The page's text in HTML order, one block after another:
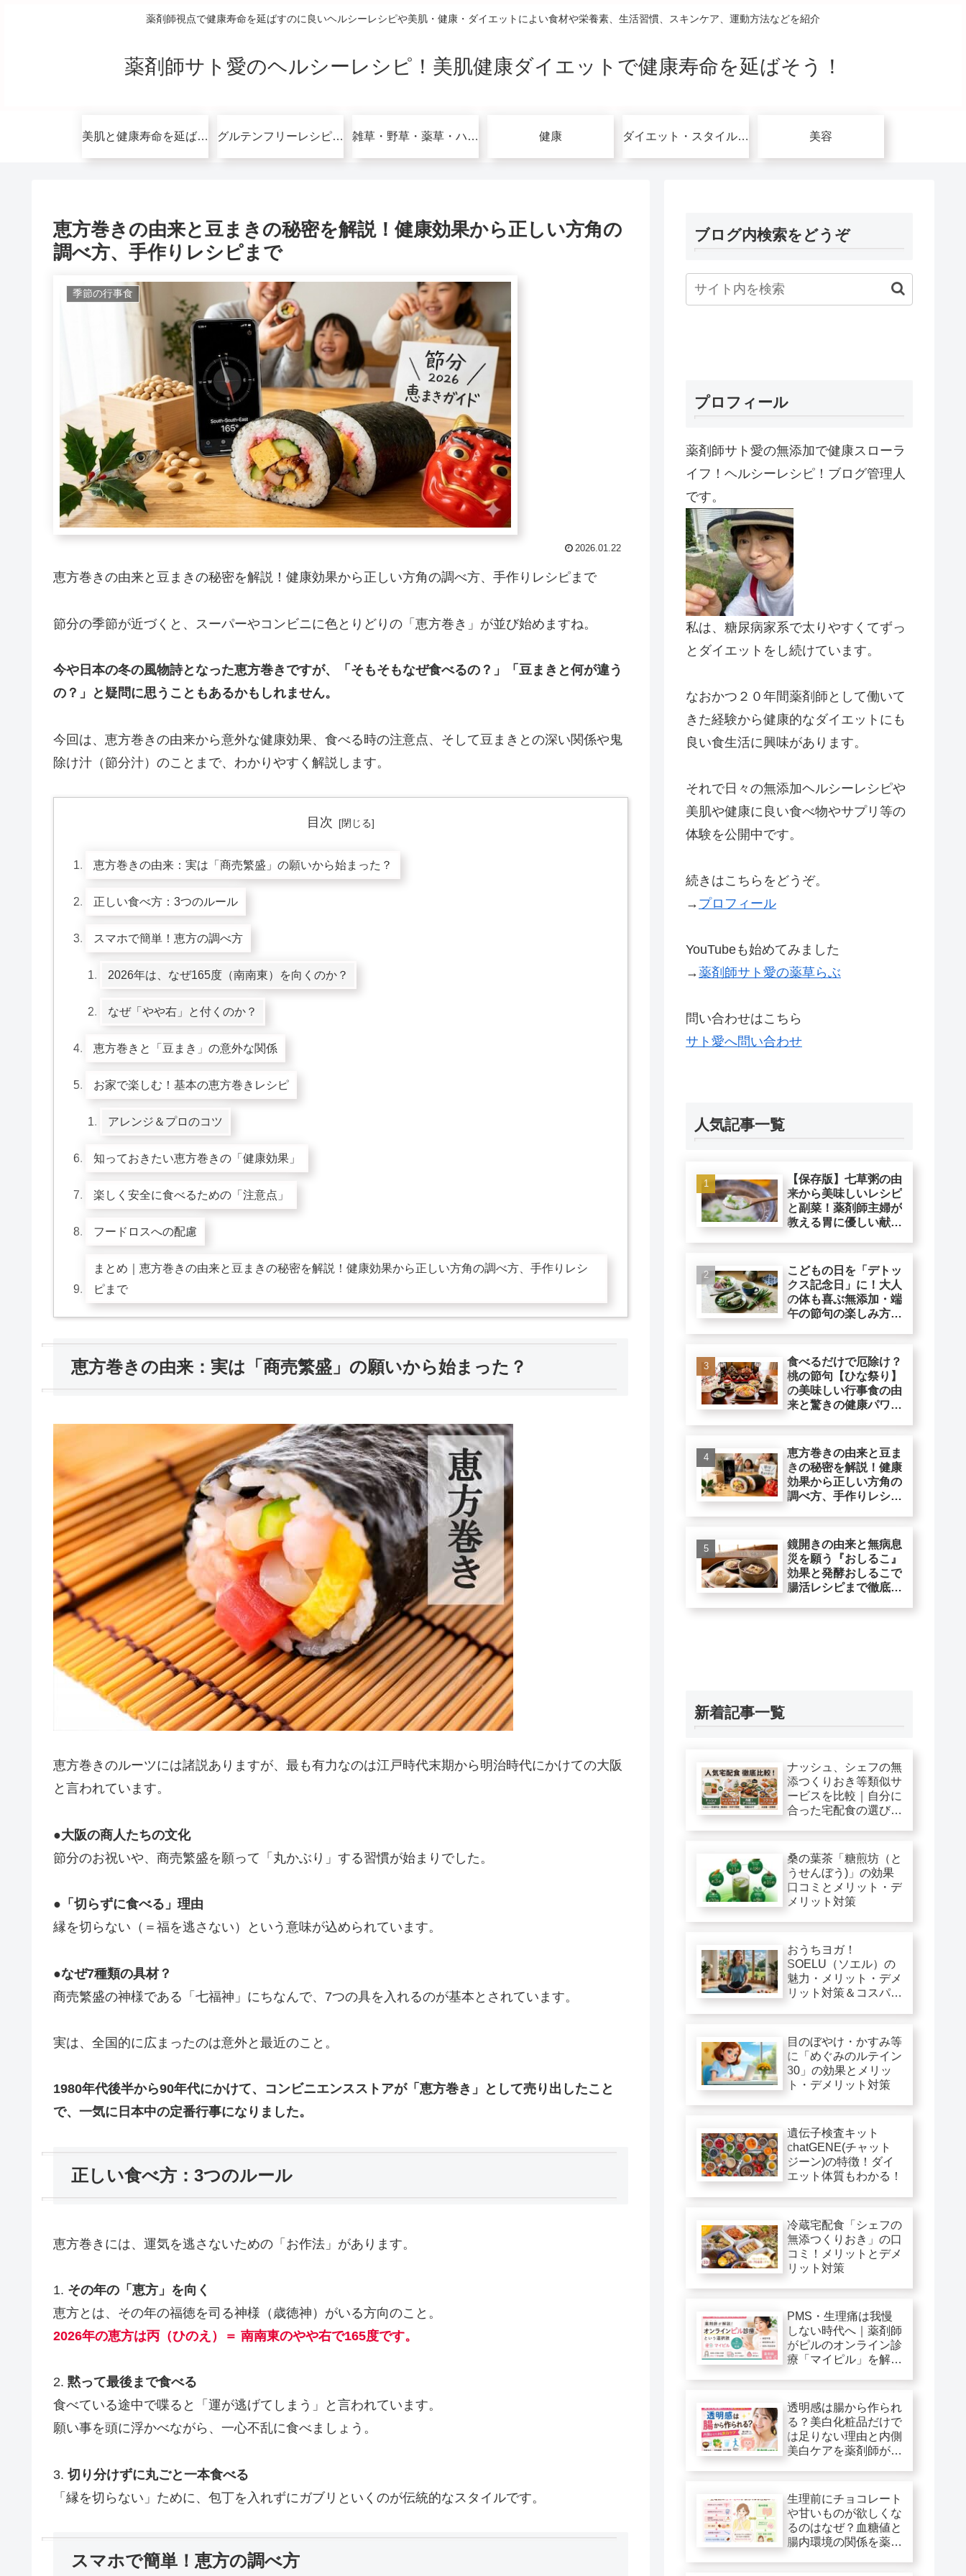
薬剤師視点で健康寿命を延ばすのに良いヘルシーレシピや美肌・健康・ダイエットによい食材や栄養素、生活習慣、スキンケア、運動方法などを紹介
薬剤師サト愛のヘルシーレシピ！美肌健康ダイエットで健康寿命を延ばそう！
美肌と健康寿命を延ばすコツ無料講座 グルテンフリーレシピで美肌健康ダイエット！ 雑草・野草・薬草・ハーブ 健康 ダイエット・スタイルアップ関連 美容
恵方巻きの由来と豆まきの秘密を解説！健康効果から正しい方角の
調べ方、手作りレシピまで
季節の行事食
2026.01.22
恵方巻きの由来と豆まきの秘密を解説！健康効果から正しい方角の調べ方、手作りレシピまで
節分の季節が近づくと、スーパーやコンビニに色とりどりの「恵方巻き」が並び始めますね。
今や日本の冬の風物詩となった恵方巻きですが、「そもそもなぜ食べるの？」「豆まきと何が違う
の？」と疑問に思うこともあるかもしれません。
今回は、恵方巻きの由来から意外な健康効果、食べる時の注意点、そして豆まきとの深い関係や鬼
除け汁（節分汁）のことまで、わかりやすく解説します。
目次
恵方巻きの由来：実は「商売繁盛」の願いから始まった？
正しい食べ方：3つのルール
スマホで簡単！恵方の調べ方
2026年は、なぜ165度（南南東）を向くのか？
なぜ「やや右」と付くのか？
恵方巻きと「豆まき」の意外な関係
お家で楽しむ！基本の恵方巻きレシピ
アレンジ＆プロのコツ
知っておきたい恵方巻きの「健康効果」
楽しく安全に食べるための「注意点」
フードロスへの配慮
まとめ｜恵方巻きの由来と豆まきの秘密を解説！健康効果から正しい方角の調べ方、手作りレシ
ピまで
恵方巻きの由来：実は「商売繁盛」の願いから始まった？
恵方巻きのルーツには諸説ありますが、最も有力なのは江戸時代末期から明治時代にかけての大阪
と言われています。
●大阪の商人たちの文化
節分のお祝いや、商売繁盛を願って「丸かぶり」する習慣が始まりでした。
● 「切らずに食べる」理由
縁を切らない（＝福を逃さない）という意味が込められています。
●なぜ7種類の具材？
商売繁盛の神様である「七福神」にちなんで、7つの具を入れるのが基本とされています。
実は、全国的に広まったのは意外と最近のこと。
1980年代後半から90年代にかけて、コンビニエンスストアが「恵方巻き」として売り出したこと
で、一気に日本中の定番行事になりました。
正しい食べ方：3つのルール
恵方巻きには、運気を逃さないための「お作法」があります。
1. その年の「恵方」を向く
恵方とは、その年の福徳を司る神様（歳徳神）がいる方向のこと。
2026年の恵方は丙（ひのえ）＝ 南南東のやや右で165度です。
2. 黙って最後まで食べる
食べている途中で喋ると「運が逃げてしまう」と言われています。
願い事を頭に浮かべながら、一心不乱に食べましょう。
3. 切り分けずに丸ごと一本食べる
「縁を切らない」ために、包丁を入れずにガブリといくのが伝統的なスタイルです。
スマホで簡単！恵方の調べ方
ブログ内検索をどうぞ
プロフィール
薬剤師サト愛の無添加で健康スローラ
イフ！ヘルシーレシピ！ブログ管理人
です。
私は、糖尿病家系で太りやすくてずっ
とダイエットをし続けています。
なおかつ２０年間薬剤師として働いて
きた経験から健康的なダイエットにも
良い食生活に興味があります。
それで日々の無添加ヘルシーレシピや
美肌や健康に良い食べ物やサプリ等の
体験を公開中です。
続きはこちらをどうぞ。
→ プロフィール
YouTubeも始めてみました
→薬剤師サト愛の薬草らぶ
問い合わせはこちら
サト愛へ問い合わせ
人気記事一覧
【保存版】七草粥の由
来から美味しいレシピ
と副菜！薬剤師主婦が
教える胃に優しい献立
こどもの日を「デトッ
クス記念日」に！大人
の体も喜ぶ無添加・端
午の節句の楽しみ方と
食べるだけで厄除け？
桃の節句【ひな祭り】
の美味しい行事食の由
来と驚きの健康パワ
恵方巻きの由来と豆ま
きの秘密を解説！健康
効果から正しい方角の
調べ方、手作りレシピ
鏡開きの由来と無病息
災を願う『おしるこ』
効果と発酵おしるこで
腸活レシピまで徹底解
新着記事一覧
ナッシュ、シェフの無
添つくりおき等類似サ
ービスを比較｜自分に
合った宅配食の選び
桑の葉茶「糖煎坊（と
うせんぼう)」の効果
口コミとメリット・デ
メリット対策
おうちヨガ！
SOELU（ソエル）の
魅力・メリット・デメ
リット対策＆コスパ徹
目のぼやけ・かすみ等
に「めぐみのルテイン
30」の効果とメリッ
ト・デメリット対策
遺伝子検査キット
chatGENE(チャット
ジーン)の特徴！ダイ
エット体質もわかる！
冷蔵宅配食「シェフの
無添つくりおき」の口
コミ！メリットとデメ
リット対策
PMS・生理痛は我慢
しない時代へ｜薬剤師
がピルのオンライン診
療「マイピル」を解
透明感は腸から作られ
る？美白化粧品だけで
は足りない理由と内側
美白ケアを薬剤師が解
生理前にチョコレート
や甘いものが欲しくな
るのはなぜ？血糖値と
腸内環境の関係を薬剤